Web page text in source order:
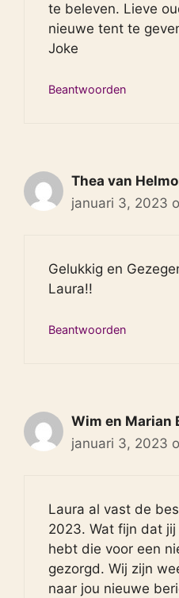
te beleven. Lieve
nieuwe tent te
Joke
Beantwoorden
Thea van
januari 3, 2023
Gelukkig en
Laura!!
Beantwoorden
Wim en Marian
januari 3, 2023
Laura al vast de
2023. Wat fijn dat
hebt die voor een
gezorgd. Wij zijn
naar jou nieuwe